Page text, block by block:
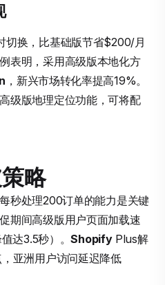
切换，比基础版节省$200/月
表明，采用高级版本地化方
，新兴市场转化率提高19%。
级版地理定位功能，可将配
略
秒处理200订单的能力是关键
期间高级版用户页面加载速
达3.5秒）。ShopifyPlus解
亚洲用户访问延迟降低